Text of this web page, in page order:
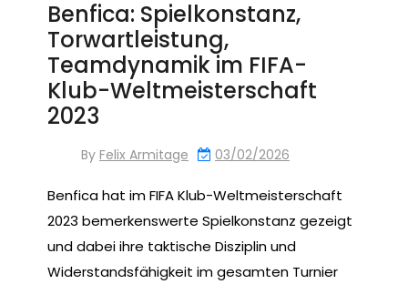
Benfica: Spielkonstanz,
Torwartleistung,
Teamdynamik im FIFA-
Klub-Weltmeisterschaft
2023
By Felix Armitage 03/02/2026
Benfica hat im FIFA Klub-Weltmeisterschaft
2023 bemerkenswerte Spielkonstanz gezeigt
und dabei ihre taktische Disziplin und
Widerstandsfähigkeit im gesamten Turnier